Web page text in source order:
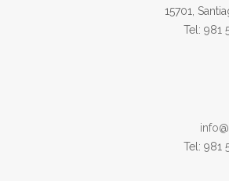
15701,
Tel: 981
Tel: 981